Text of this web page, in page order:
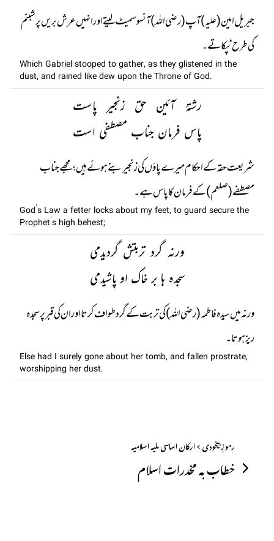
جبریل امین (علیہ) آپ (رضی اللہ) آنسو سمیٹ لیتے اور انہیں عرش بریں پر شبنم
کی طرح ٹپکاتے۔
Which Gabriel stooped to gather, as they glistened in the
dust, and rained like dew upon the Throne of God.
رشتۂ آئین حق زنجیر پاست
پاس فرمان جناب مصطفی است
شریعت حقہ کے احکام میرے پاؤں کی زنجیر بنے ہوئے ہیں ؛ مجھے جناب
مصطفے (صلعم) کے فرمان کا پاس ہے۔
God’s Law a fetter locks about my feet, to guard secure the
Prophet’s high behest;
ورنہ گرد تربتش گردیدمی
سجدہ ہا بر خاک او پاشیدمی
ورنہ میں سیدہ فاطمہ (رضی اللہ) کی تربت کے گرد طواف کرتا اور ان کی قبر پر سجدہ
ریز ہوتا۔
Else had I surely gone about her tomb, and fallen prostrate,
worshipping her dust.
رموزِ بیخودی > ارکان اساسی ملیہ اسلامیہ
خطاب بہ مخدرات اسلام